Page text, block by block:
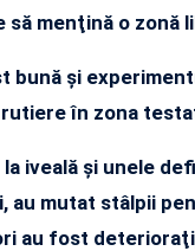
menţină o zonă
bună şi
în zona
iveală şi unele
au mutat stâlpii
au fost